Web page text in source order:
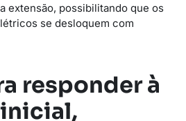
extensão, possibilitando que os
se desloquem com
responder à